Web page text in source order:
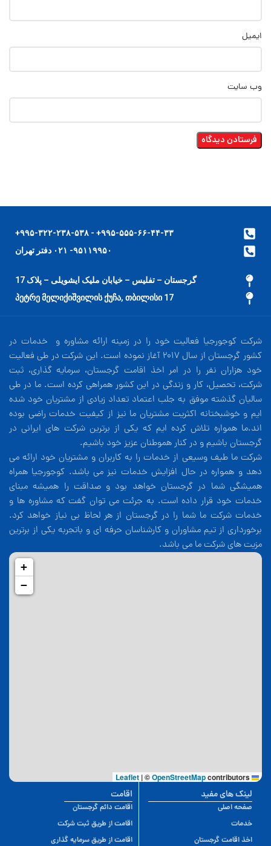
ایمیل
وب‌ سایت
۹۹۵-۵۵۵-۶۶-۴۴-۳۳+ - ۹۹۵-۳۲۲-۲۳۸-۵۳۸+
۹۵۱۱۹۹۵۰- ۰۲۱ دفتر تهران
گرجستان – تفلیس – خیابان ملیک ایشویلی – پلاک 17
17 პეტრე მელიქიშვილის ქუჩა, თბილისი
شرکت کوجورجیا فعالیت خود را در زمینه ارائه مشاوره و خدمات در
کشور گرجستان از سال 2017 آغاز نموده است. این شرکت در طی فعالیت
خود هزاران نفر را در امر اخذ اقامت گرجستان، سرمایه گذاری، ثبت
شرکت، تحصیل، کار و زندگی در این کشور همراهی کرده است. ما در طی
سالیان گذشته موفق به جلب اعتماد تعداد زیادی از مشتریان خود شده
ایم و خوشبختانه اکثریت مشتریان ما نیز از کیفیت خدمات راضی بوده
اند.ما همواره تلاش کرده ایم که یکی از برترین شرکت های ایرانی در
گرجستان باشیم و در کنار هموطنان عزیز خود باشیم.
شرکت ما طیف وسیعی از خدمات را به کاربران و مشتریان خود ارائه می
دهد و همواره در حال افزایش خدمات نیز می باشد. کوجورجیا همراه
همیشگی شما در گرجستان خواهد بود و صداقت را همیشه مبنای
خدمات خود قرار داده است. به جرئت می توان گفت که مشاوره ها و
خدمات شرکت ما شما را در گرجستان از هر لحاظ بی نیاز خواهد کرد.
برخورداری از تیم مشاوران و کارشناسان حرفه ای و باتجربه یکی از برترین
مزیت های شرکت ما می باشد.
+
−
Leaflet
|©OpenStreetMapcontributors
اقامت
اقامت دائم گرجستان
اقامت از طریق ثبت شرکت
اقامت از طریق سرمایه گذاری
لینک های مفید
صفحه اصلی
خدمات
اخذ اقامت گرجستان